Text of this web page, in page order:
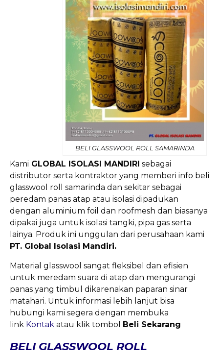
BELI GLASSWOOL ROLL SAMARINDA
Kami GLOBAL ISOLASI MANDIRI sebagai
distributor serta kontraktor yang memberi info beli
glasswool roll samarinda dan sekitar sebagai
peredam panas atap atau isolasi dipadukan
dengan aluminium foil dan roofmesh dan biasanya
dipakai juga untuk isolasi tangki, pipa gas serta
lainya. Produk ini unggulan dari perusahaan kami
PT. Global Isolasi Mandiri.
Material glasswool sangat fleksibel dan efisien
untuk meredam suara di atap dan mengurangi
panas yang timbul dikarenakan paparan sinar
matahari. Untuk informasi lebih lanjut bisa
hubungi kami segera dengan membuka
link Kontak atau klik tombol Beli Sekarang
BELI GLASSWOOL ROLL